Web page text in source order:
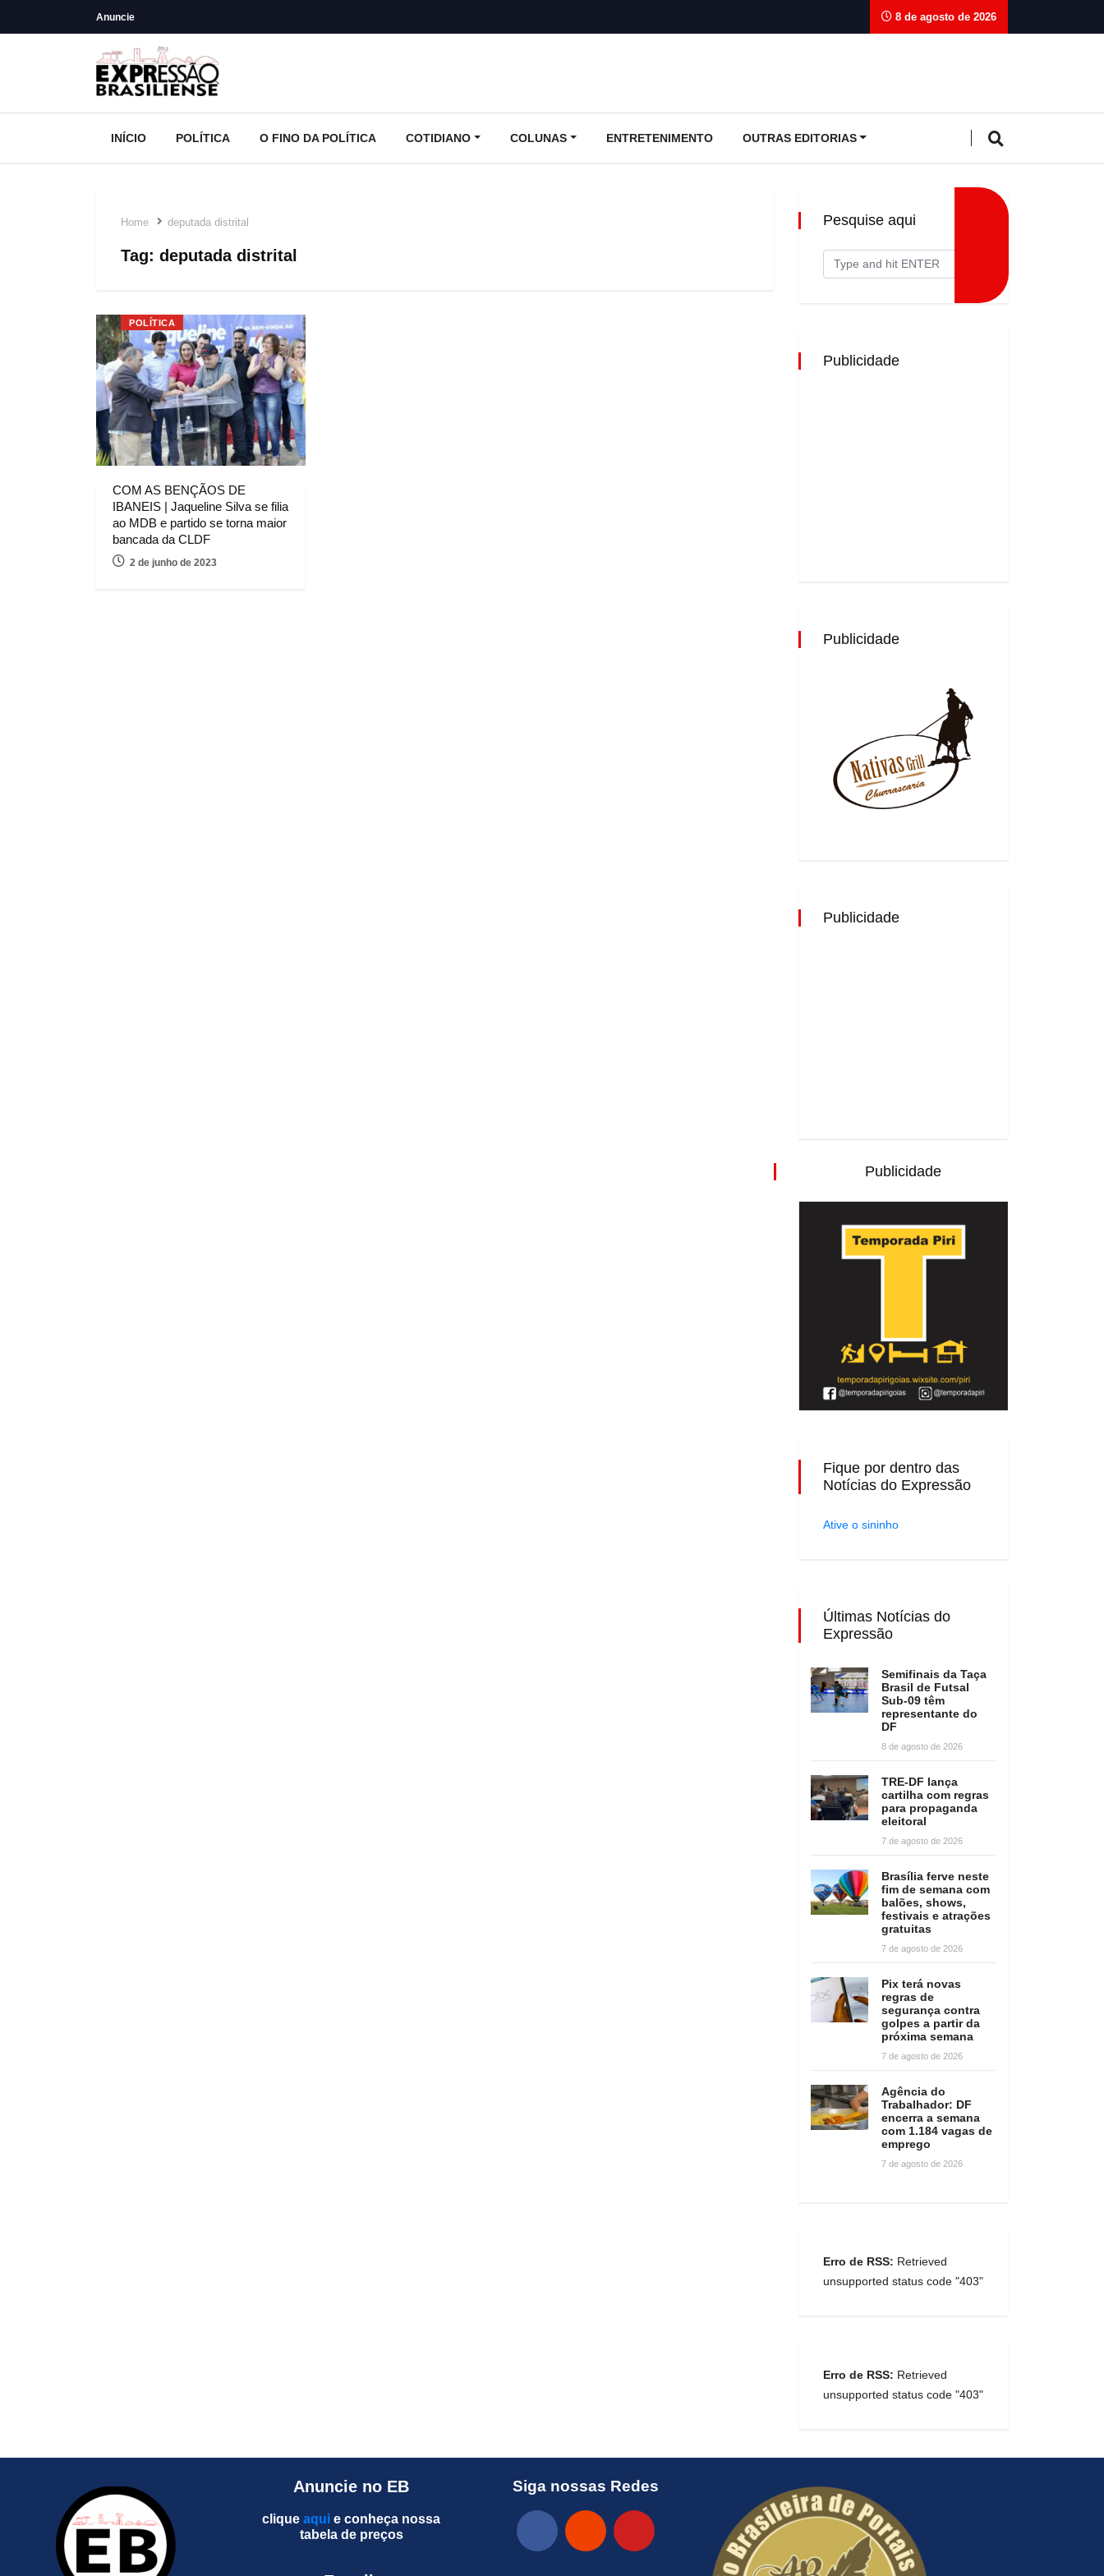
Anuncie 8 de agosto de 2026
INÍCIO POLÍTICA O FINO DA POLÍTICA COTIDIANO COLUNAS ENTRETENIMENTO OUTRAS EDITORIAS
Home deputada distrital
Tag: deputada distrital
POLÍTICA
COM AS BENÇÃOS DE
IBANEIS | Jaqueline Silva se filia
ao MDB e partido se torna maior
bancada da CLDF
2 de junho de 2023
Pesquise aqui
Publicidade
Publicidade
Publicidade
Publicidade
Fique por dentro das
Notícias do Expressão
Ative o sininho
Últimas Notícias do
Expressão
Semifinais da Taça
Brasil de Futsal
Sub-09 têm
representante do
DF
8 de agosto de 2026
TRE-DF lança
cartilha com regras
para propaganda
eleitoral
7 de agosto de 2026
Brasília ferve neste
fim de semana com
balões, shows,
festivais e atrações
gratuitas
7 de agosto de 2026
Pix terá novas
regras de
segurança contra
golpes a partir da
próxima semana
7 de agosto de 2026
Agência do
Trabalhador: DF
encerra a semana
com 1.184 vagas de
emprego
7 de agosto de 2026
Erro de RSS: Retrieved
unsupported status code "403"
Erro de RSS: Retrieved
unsupported status code "403"
Anuncie no EB
clique aqui e conheça nossa
tabela de preços
Siga nossas Redes